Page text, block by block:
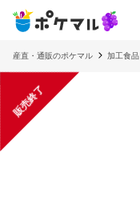
産直・通販のポケマル 加工食品
販売終了